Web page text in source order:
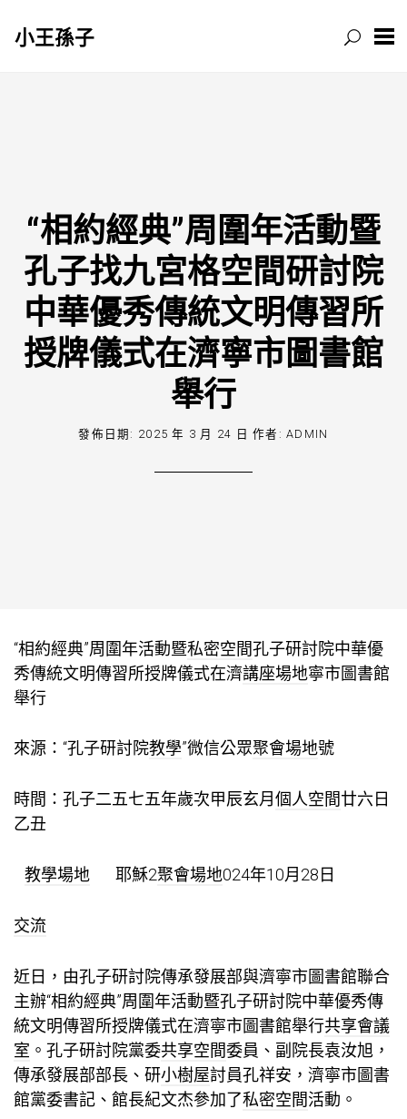
小王孫子
“相約經典”周圍年活動暨
孔子找九宮格空間研討院
中華優秀傳統文明傳習所
授牌儀式在濟寧市圖書館
舉行
發佈日期: 2025 年 3 月 24 日 作者:ADMIN
“相約經典”周圍年活動暨私密空間孔子研討院中華優
秀傳統文明傳習所授牌儀式在濟講座場地寧市圖書館
舉行
來源：“孔子研討院教學”微信公眾聚會場地號
時間：孔子二五七五年歲次甲辰玄月個人空間廿六日
乙丑
教學場地 耶穌2聚會場地024年10月28日
交流
近日，由孔子研討院傳承發展部與濟寧市圖書館聯合
主辦“相約經典”周圍年活動暨孔子研討院中華優秀傳
統文明傳習所授牌儀式在濟寧市圖書館舉行共享會議
室 。孔子研討院黨委共享空間委員、副院長袁汝旭，
傳承發展部部長、研小樹屋討員孔祥安，濟寧市圖書
館黨委書記、館長紀文杰參加了私密空間活動。